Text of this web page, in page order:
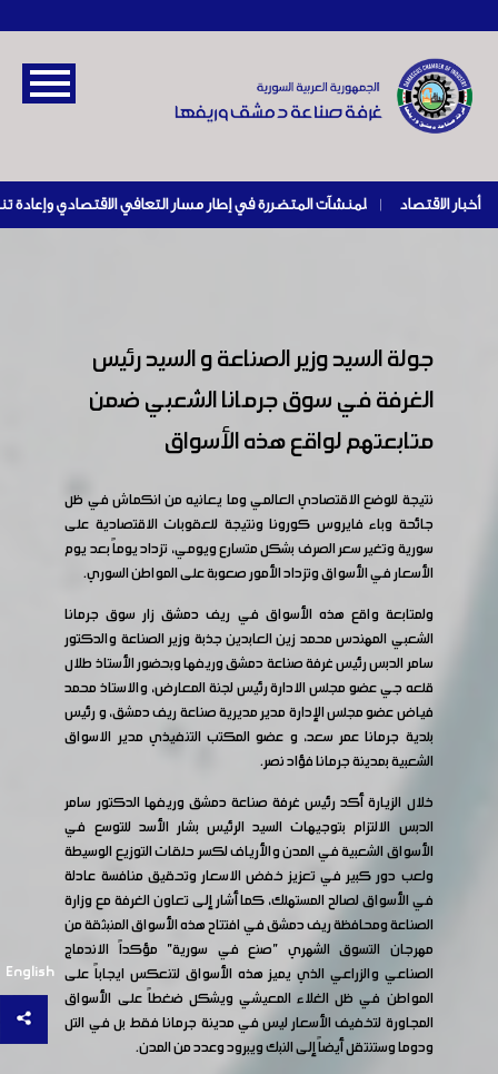
أخبار الاقتصاد |
English
جولة السيد وزير الصناعة و السيد رئيس
الغرفة في سوق جرمانا الشعبي ضمن
متابعتهم لواقع هذه الأسواق
نتيجة للوضع الاقتصادي العالمي وما يعانيه من انكماش في ظل
جائحة وباء فايروس كورونا ونتيجة للعقوبات الاقتصادية على
سورية وتغير سعر الصرف بشكل متسارع ويومي، تزداد يوماً بعد يوم
الأسعار في الأسواق وتزداد الأمور صعوبة على المواطن السوري.
ولمتابعة واقع هذه الأسواق في ريف دمشق زار سوق جرمانا
الشعبي المهندس محمد زين العابدين جذبة وزير الصناعة والدكتور
سامر الدبس رئيس غرفة صناعة دمشق وريفها وبحضور الأستاذ طلال
قلعه جي عضو مجلس الادارة رئيس لجنة المعارض، والاستاذ محمد
فياض عضو مجلس الإدارة مدير مديرية صناعة ريف دمشق، و رئيس
بلدية جرمانا عمر سعد، و عضو المكتب التنفيذي مدير الاسواق
الشعبية بمدينة جرمانا فؤاد نصر.
خلال الزيارة أكد رئيس غرفة صناعة دمشق وريفها الدكتور سامر
الدبس الالتزام بتوجيهات السيد الرئيس بشار الأسد للتوسع في
الأسواق الشعبية في المدن والأرياف لكسر حلقات التوزيع الوسيطة
ولعب دور كبير في تعزيز خفض الاسعار وتحقيق منافسة عادلة
في الأسواق لصالح المستهلك، كما أشار إلى تعاون الغرفة مع وزارة
الصناعة ومحافظة ريف دمشق في افتتاح هذه الأسواق المنبثقة من
مهرجان التسوق الشهري "صنع في سورية" مؤكداً الاندماج
الصناعي والزراعي الذي يميز هذه الأسواق لتنعكس ايجاباً على
المواطن في ظل الغلاء المعيشي ويشكل ضغطاً على الأسواق
المجاورة لتخفيف الأسعار ليس في مدينة جرمانا فقط بل في التل
ودوما وستنتقل أيضاً إلى النبك ويبرود وعدد من المدن.